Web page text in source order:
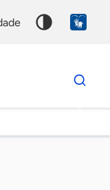
Dados
para
chave